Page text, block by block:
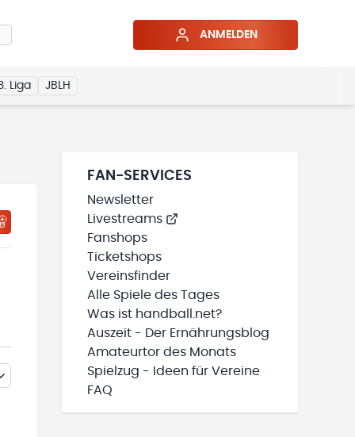
ANMELDEN
Liga JBLH
WIRD GELADEN
TEAMS“ HINZUFÜGEN
FAN-SERVICES
Newsletter
Livestreams
Fanshops
Ticketshops
Vereinsfinder
Alle Spiele des Tages
Was ist handball.net?
Auszeit - Der Ernährungsblog
Amateurtor des Monats
Spielzug - Ideen für Vereine
FAQ